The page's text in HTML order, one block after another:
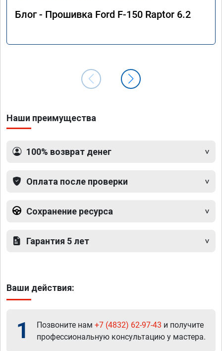
Блог - Прошивка Ford F-150 Raptor 6.2
Наши преимущества
100% возврат денег
Оплата после проверки
Сохранение ресурса
Гарантия 5 лет
Ваши действия:
1 Позвоните нам +7 (4832) 62-97-43 и получите
профессиональную консультацию у мастера.